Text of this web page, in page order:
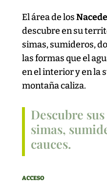
El área de los
descubre en su
simas, sumideros,
las formas que el
en el interior y en la
montaña caliza.
Descubre
simas,
cauces.
ACCESO